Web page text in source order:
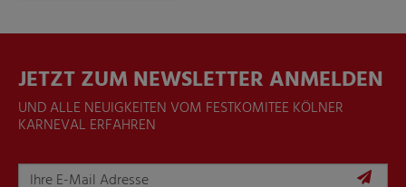
JETZT ZUM NEWSLETTER ANMELDEN
UND ALLE NEUIGKEITEN VOM FESTKOMITEE KÖLNER
KARNEVAL ERFAHREN